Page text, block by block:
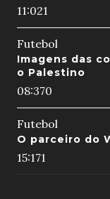
11:021
Futebol
Imagens das
o Palestino
08:370
Futebol
O parceiro do
15:171